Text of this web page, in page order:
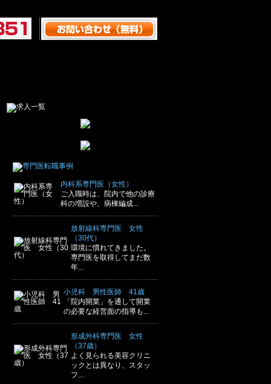
内科系専門医（女性）
ご入職時は、院内で他の診療
科の増設や、病棟編成...
放射線科専門医 女性
（30代）
環境に慣れてきました。
専門医を取得してまだ数
年...
小児科 男性医師 41歳
「院内開業」を通して開業
の必要な経営面の指導も...
形成外科専門医 女性
（37歳）
よく見られる美容クリニ
ックとは異なり、スタッ
フ...